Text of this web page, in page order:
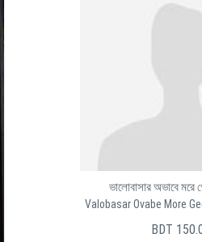
ভালোবাসার অভাবে মরে
Valobasar Ovabe More
BDT